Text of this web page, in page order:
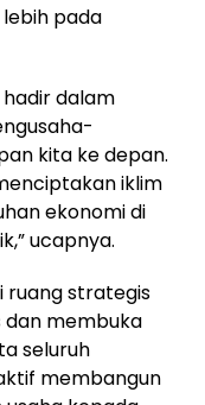
pada
dalam
kita ke depan.
iklim
ekonomi di
ucapnya.
ruang strategis
dan membuka
seluruh
membangun